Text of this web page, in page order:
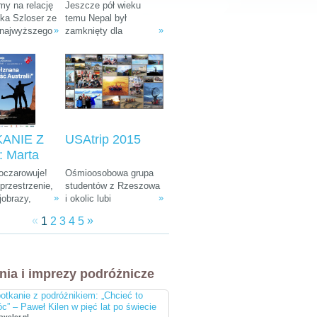
Ania i
Szloser
–
na relację
Szloser ze
w
i
»
Tułak „Magiczny
Nepal”
Jeszcze pół wieku
temu Nepal był
zamknięty dla
zwiedzających. W
ostatnich dekadach
zamienił się w Mekkę
dla ludzi kochających
góry, przyrodę i
kulturę.
»
Z
Marta
i
Australii"
spotkać
ciekawa
ludzie na
»
USAtrip 2015
Ośmioosobowa grupa
studentów z Rzeszowa
i okolic lubi
równa się móc. Wierni
tej idei co roku
r. Na koncie mają już
cztery wyprawy, a teraz
przygotowują się do
następnej. Tym razem
»
« 1 2 3 4 5 »
i imprezy podróżnicze
z podróżnikiem: „Chcieć to
– Paweł Kilen w pięć lat po świecie